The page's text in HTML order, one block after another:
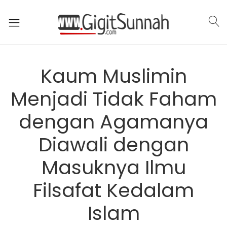
Kaum Muslimin
Menjadi Tidak Faham
dengan Agamanya
Diawali dengan
Masuknya Ilmu
Filsafat Kedalam
Islam